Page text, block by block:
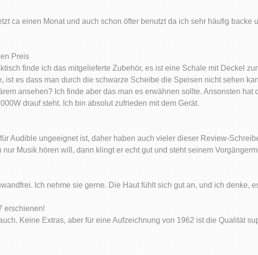
ca einen Monat und auch schon öfter benutzt da ich sehr häufig backe
Preis
finde ich das mitgelieferte Zubehör, es ist eine Schale mit Deckel
ist es dass man durch die schwarze Scheibe die Speisen nicht sehen
ansehen? Ich finde aber das man es erwähnen sollte. Ansonsten hat
drauf steht. Ich bin absolut zufrieden mit dem Gerät.
Audible ungeeignet ist, daher haben auch vieler dieser Review-
Musik hören will, dann klingt er echt gut und steht seinem
Ich nehme sie gerne. Die Haut fühlt sich gut an, und ich denke,
erschienen!
Keine Extras, aber für eine Aufzeichnung von 1962 ist die Qualität